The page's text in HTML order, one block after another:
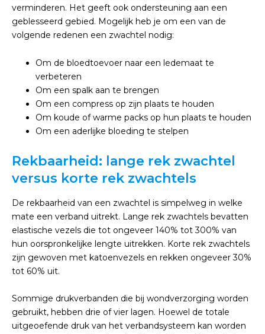
verminderen. Het geeft ook ondersteuning aan een
geblesseerd gebied. Mogelijk heb je om een ​​van de
volgende redenen een zwachtel nodig:
Om de bloedtoevoer naar een ledemaat te
verbeteren
Om een ​​spalk aan te brengen
Om een compress op zijn plaats te houden
Om koude of warme packs op hun plaats te houden
Om een aderlijke bloeding te stelpen
Rekbaarheid: lange rek zwachtel
versus korte rek zwachtels
De rekbaarheid van een zwachtel is simpelweg in welke
mate een verband uitrekt. Lange rek zwachtels bevatten
elastische vezels die tot ongeveer 140% tot 300% van
hun oorspronkelijke lengte uitrekken. Korte rek zwachtels
zijn gewoven met katoenvezels en rekken ongeveer 30%
tot 60% uit.
Sommige drukverbanden die bij wondverzorging worden
gebruikt, hebben drie of vier lagen. Hoewel de totale
uitgeoefende druk van het verbandsysteem kan worden